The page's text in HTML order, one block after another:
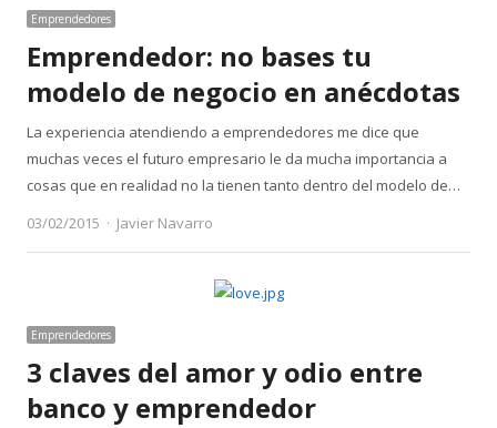
Emprendedores
Emprendedor: no bases tu
modelo de negocio en anécdotas
La experiencia atendiendo a emprendedores me dice que
muchas veces el futuro empresario le da mucha importancia a
cosas que en realidad no la tienen tanto dentro del modelo de…
03/02/2015
Author
Javier Navarro
Emprendedores
3 claves del amor y odio entre
banco y emprendedor